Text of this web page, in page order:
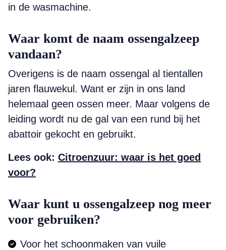
in de wasmachine.
Waar komt de naam ossengalzeep
vandaan?
Overigens is de naam ossengal al tientallen
jaren flauwekul. Want er zijn in ons land
helemaal geen ossen meer. Maar volgens de
leiding wordt nu de gal van een rund bij het
abattoir gekocht en gebruikt.
Lees ook: Citroenzuur: waar is het goed
voor?
Waar kunt u ossengalzeep nog meer
voor gebruiken?
Voor het schoonmaken van vuile